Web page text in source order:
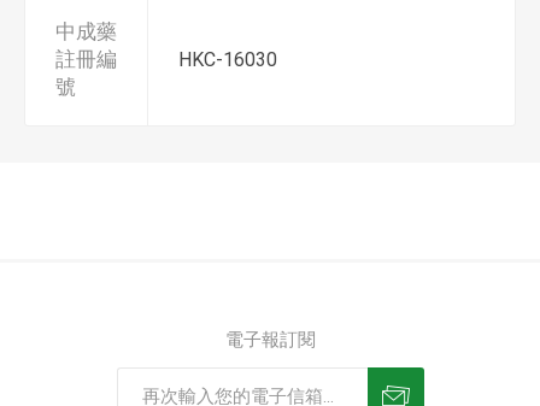
中成藥
註冊編
號
HKC-16030
電子報訂閱